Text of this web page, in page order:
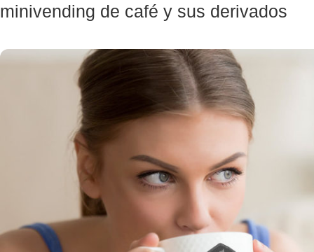
minivending de café y sus derivados